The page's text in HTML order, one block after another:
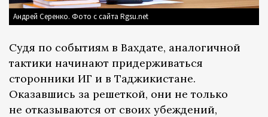
Андрей Серенко. Фото с сайта Rgsu.net
Судя по событиям в Вахдате, аналогичной
тактики начинают придерживаться
сторонники ИГ и в Таджикистане.
Оказавшись за решеткой, они не только
не отказываются от своих убеждений,